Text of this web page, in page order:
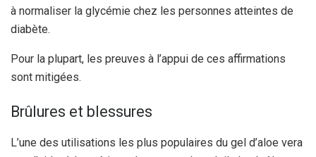
à normaliser la glycémie chez les personnes atteintes de
diabète.
Pour la plupart, les preuves à l’appui de ces affirmations
sont mitigées.
Brûlures et blessures
L’une des utilisations les plus populaires du gel d’aloe vera